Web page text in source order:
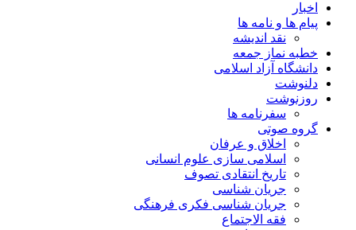
اخبار
پیام ها و نامه ها
نقد اندیشه
خطبه نماز جمعه
دانشگاه آزاد اسلامی
دلنوشت
روزنوشت
سفرنامه ها
گروه صوتی
اخلاق و عرفان
اسلامی سازی علوم انسانی
تاریخ انتقادی تصوف
جریان شناسی
جریان شناسی فکری فرهنگی
فقه الاجتماع